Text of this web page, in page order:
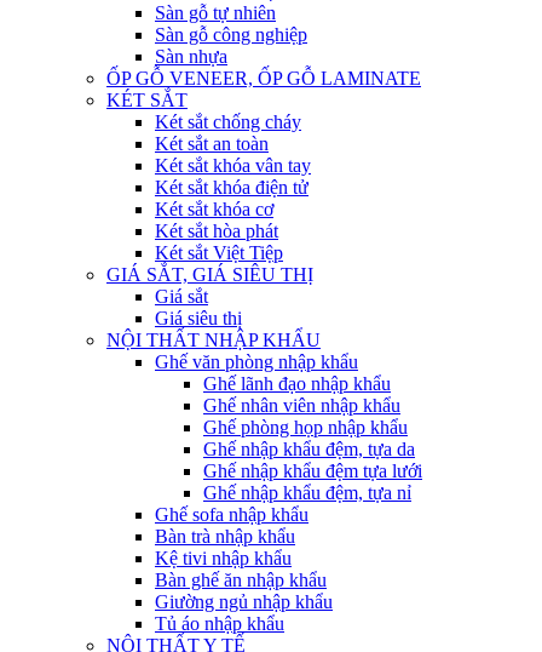
Sàn gỗ tự nhiên
Sàn gỗ công nghiệp
Sàn nhựa
ỐP GỖ VENEER, ỐP GỖ LAMINATE
KÉT SẮT
Két sắt chống cháy
Két sắt an toàn
Két sắt khóa vân tay
Két sắt khóa điện tử
Két sắt khóa cơ
Két sắt hòa phát
Két sắt Việt Tiệp
GIÁ SẮT, GIÁ SIÊU THỊ
Giá sắt
Giá siêu thị
NỘI THẤT NHẬP KHẨU
Ghế văn phòng nhập khẩu
Ghế lãnh đạo nhập khẩu
Ghế nhân viên nhập khẩu
Ghế phòng họp nhập khẩu
Ghế nhập khẩu đệm, tựa da
Ghế nhập khẩu đệm tựa lưới
Ghế nhập khẩu đệm, tựa nỉ
Ghế sofa nhập khẩu
Bàn trà nhập khẩu
Kệ tivi nhập khẩu
Bàn ghế ăn nhập khẩu
Giường ngủ nhập khẩu
Tủ áo nhập khẩu
NỘI THẤT Y TẾ